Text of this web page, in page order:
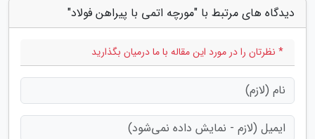
دیدگاه های مرتبط با "مورچه اتمی با پیراهن فولاد"
* نظرتان را در مورد این مقاله با ما درمیان بگذارید